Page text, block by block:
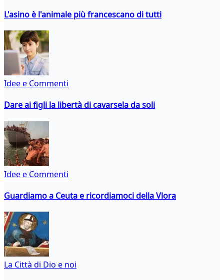
L'asino è l'animale più francescano di tutti
Idee e Commenti
Dare ai figli la libertà di cavarsela da soli
Idee e Commenti
Guardiamo a Ceuta e ricordiamoci della Vlora
La Città di Dio e noi